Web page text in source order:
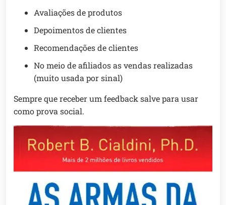
Avaliações de produtos
Depoimentos de clientes
Recomendações de clientes
No meio de afiliados as vendas realizadas
(muito usada por sinal)
Sempre que receber um feedback salve para usar
como prova social.